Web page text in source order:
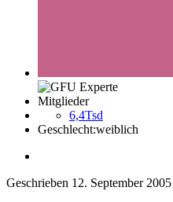
Mitglieder
6,4Tsd
Geschlecht:weiblich
Geschrieben 12. September 2005